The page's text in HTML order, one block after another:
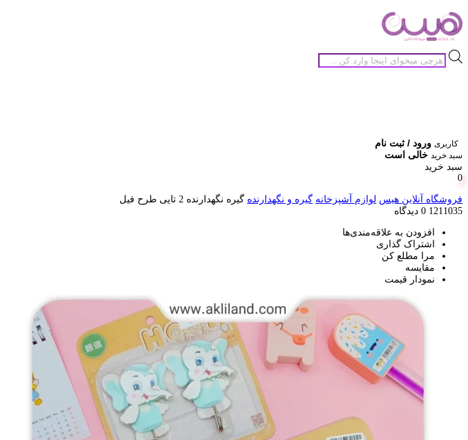
جستجوی
محصولات
کاربری ورود / ثبت نام
سبد خرید خالی است
سبد خرید
0
فروشگاه آنلاین هیس لوازم آشپزخانه گیره و نگهدارنده گیره نگهدارنده 2 تایی طرح فیل
1211035 0 دیدگاه
افزودن به علاقه‌مندی‌ها
اشتراک گذاری
مرا مطلع کن
مقایسه
نمودار قیمت